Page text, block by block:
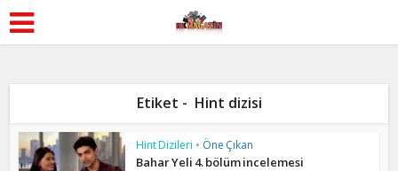
Etiket - Hint dizisi
Hint Dizileri • Öne Çıkan
Bahar Yeli 4. bölüm incelemesi